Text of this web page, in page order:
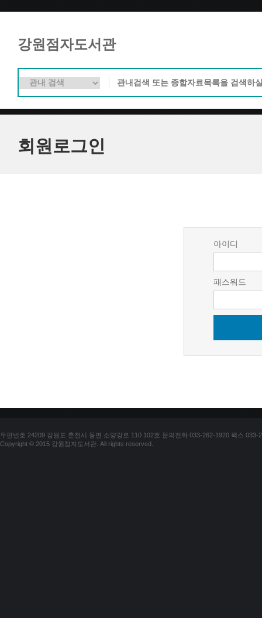
강원점자도서관
회원로그인
아이디
패스워드
우편번호 24209 강원도 춘천시 동면 소양강로 110 102호 문의전화 033-262-1920 팩스 033-
Copyright © 2015 강원점자도서관. All rights reserved.